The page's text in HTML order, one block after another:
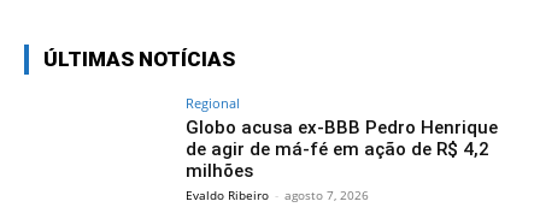
ÚLTIMAS NOTÍCIAS
Regional
Globo acusa ex-BBB Pedro Henrique
de agir de má-fé em ação de R$ 4,2
milhões
Evaldo Ribeiro - agosto 7, 2026